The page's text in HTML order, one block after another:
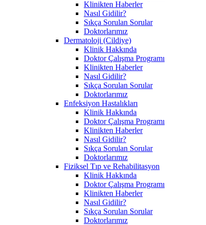
Klinikten Haberler
Nasıl Gidilir?
Sıkça Sorulan Sorular
Doktorlarımız
Dermatoloji (Cildiye)
Klinik Hakkında
Doktor Çalışma Programı
Klinikten Haberler
Nasıl Gidilir?
Sıkça Sorulan Sorular
Doktorlarımız
Enfeksiyon Hastalıkları
Klinik Hakkında
Doktor Çalışma Programı
Klinikten Haberler
Nasıl Gidilir?
Sıkça Sorulan Sorular
Doktorlarımız
Fiziksel Tıp ve Rehabilitasyon
Klinik Hakkında
Doktor Çalışma Programı
Klinikten Haberler
Nasıl Gidilir?
Sıkça Sorulan Sorular
Doktorlarımız